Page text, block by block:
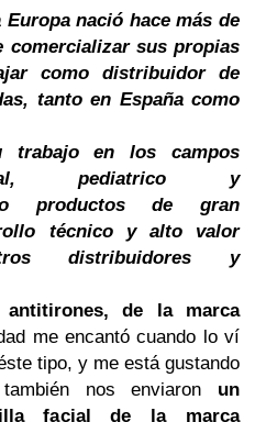
Europanació hace más de
comercializar sus propias
como distribuidor de
tanto en España como
trabajo en los campos
pediatrico y
productos de gran
técnico y alto valor
distribuidores y
antitirones, de la marca
me encantó cuando lo ví
tipo, y me está gustando
nos enviaron un
facial de la marca